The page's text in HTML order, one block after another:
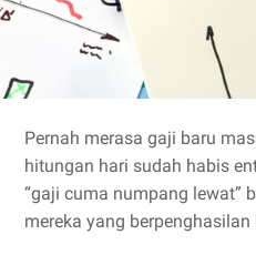
Pernah merasa gaji baru
hitungan hari sudah habis
“gaji cuma numpang lewat”
mereka yang berpenghasilan